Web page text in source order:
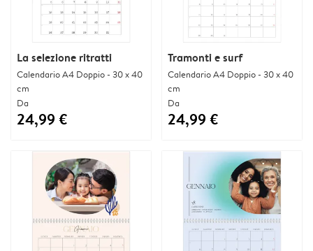
La selezione ritratti
Calendario A4 Doppio - 30 x 40
cm
Da
24,99 €
Tramonti e surf
Calendario A4 Doppio - 30 x 40
cm
Da
24,99 €